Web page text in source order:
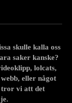
skulle kalla oss
saker kanske?
lolcats,
eller något
tror vi att det